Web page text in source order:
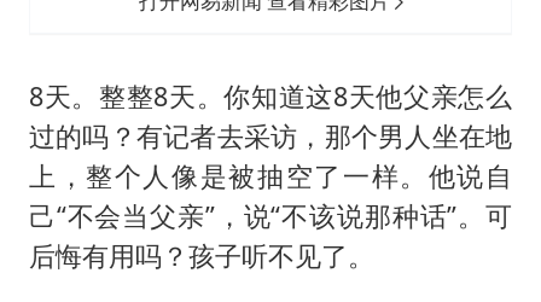
8天。整整8天。你知道这8天他父亲怎么
过的吗？有记者去采访，那个男人坐在地
上，整个人像是被抽空了一样。他说自
己“不会当父亲”，说“不该说那种话”。可
后悔有用吗？孩子听不见了。